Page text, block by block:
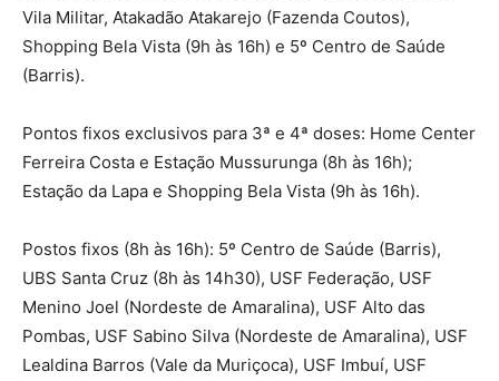
Vila Militar, Atakadão Atakarejo (Fazenda Coutos),
Shopping Bela Vista (9h às 16h) e 5º Centro de Saúde
(Barris).
Pontos fixos exclusivos para 3ª e 4ª doses: Home Center
Ferreira Costa e Estação Mussurunga (8h às 16h);
Estação da Lapa e Shopping Bela Vista (9h às 16h).
Postos fixos (8h às 16h): 5º Centro de Saúde (Barris),
UBS Santa Cruz (8h às 14h30), USF Federação, USF
Menino Joel (Nordeste de Amaralina), USF Alto das
Pombas, USF Sabino Silva (Nordeste de Amaralina), USF
Lealdina Barros (Vale da Muriçoca), USF Imbuí, USF